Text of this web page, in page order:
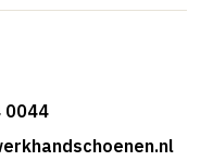
0044